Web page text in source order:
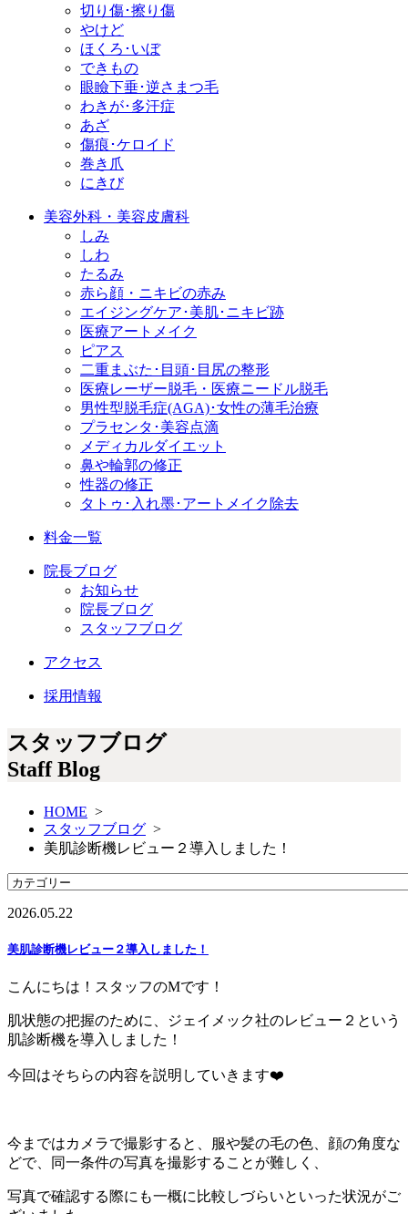
切り傷･擦り傷
やけど
ほくろ･いぼ
できもの
眼瞼下垂･逆さまつ毛
わきが･多汗症
あざ
傷痕･ケロイド
巻き爪
にきび
美容外科・美容皮膚科
しみ
しわ
たるみ
赤ら顔・ニキビの赤み
エイジングケア･美肌･ニキビ跡
医療アートメイク
ピアス
二重まぶた･目頭･目尻の整形
医療レーザー脱毛・医療ニードル脱毛
男性型脱毛症(AGA)･女性の薄毛治療
プラセンタ･美容点滴
メディカルダイエット
鼻や輪郭の修正
性器の修正
タトゥ･入れ墨･アートメイク除去
料金一覧
院長ブログ
お知らせ
院長ブログ
スタッフブログ
アクセス
採用情報
スタッフブログ
Staff Blog
HOME >
スタッフブログ >
美肌診断機レビュー２導入しました！
2026.05.22
美肌診断機レビュー２導入しました！
こんにちは！スタッフのMです！
肌状態の把握のために、ジェイメック社のレビュー２という
肌診断機を導入しました！
今回はそちらの内容を説明していきます❤️
今まではカメラで撮影すると、服や髪の毛の色、顔の角度な
どで、同一条件の写真を撮影することが難しく、
写真で確認する際にも一概に比較しづらいといった状況がご